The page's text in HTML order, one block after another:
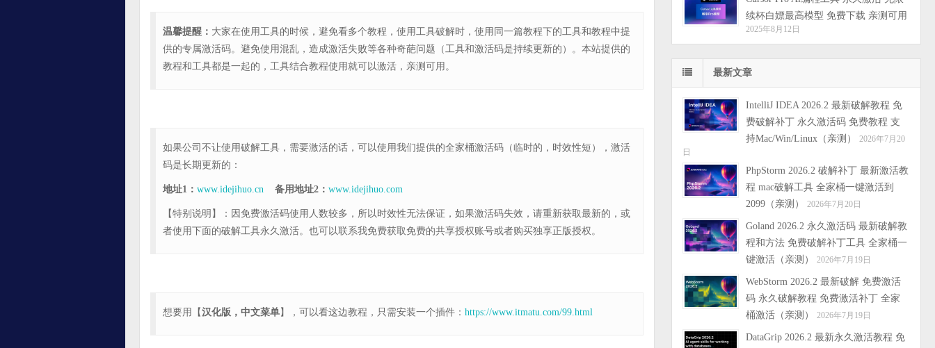
温馨提醒： 大家在使用工具的时候，避免看多个教程，使用工具破解时，使用同一篇教程下的工具和教程中提
供的专属激活码。避免使用混乱，造成激活失败等各种奇葩问题（工具和激活码是持续更新的）。本站提供的
教程和工具都是一起的，工具结合教程使用就可以激活，亲测可用。
如果公司不让使用破解工具，需要激活的话，可以使用我们提供的全家桶激活码（临时的，时效性短），激活
码是长期更新的：
地址1： www.idejihuo.cn 备用地址2： www.idejihuo.com
【特别说明】：因免费激活码使用人数较多，所以时效性无法保证，如果激活码失效，请重新获取最新的，或
者使用下面的破解工具永久激活。也可以联系我免费获取免费的共享授权账号或者购买独享正版授权。
想要用【汉化版，中文菜单】，可以看这边教程，只需安装一个插件： https://www.itmatu.com/99.html
续杯白嫖最高模型 免费下载 亲测可用
2025年8月12日
最新文章
IntelliJ IDEA 2026.2 最新破解教程 免
费破解补丁 永久激活码 免费教程 支
持Mac/Win/Linux（亲测）
2026年7月20
日
PhpStorm 2026.2 破解补丁 最新激活教
程 mac破解工具 全家桶一键激活到
2099（亲测）
2026年7月20日
Goland 2026.2 永久激活码 最新破解教
程和方法 免费破解补丁工具 全家桶一
键激活（亲测）
2026年7月19日
WebStorm 2026.2 最新破解 免费激活
码 永久破解教程 免费激活补丁 全家
桶激活（亲测）
2026年7月19日
DataGrip 2026.2 最新永久激活教程 免